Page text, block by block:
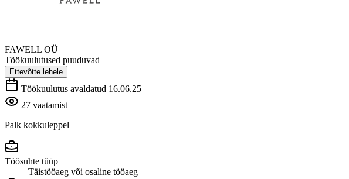
FAWELL OÜ
Töökuulutused puuduvad
Ettevõtte lehele
Töökuulutus avaldatud 16.06.25
27 vaatamist
Palk kokkuleppel
Töösuhte tüüp
Täistööaeg või osaline tööaeg